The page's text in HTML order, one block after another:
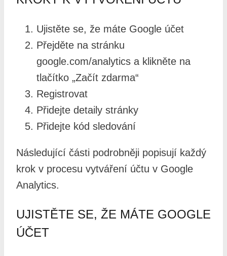
Ujistěte se, že máte Google účet
Přejděte na stránku
google.com/analytics a klikněte na
tlačítko „Začít zdarma“
Registrovat
Přidejte detaily stránky
Přidejte kód sledování
Následující části podrobněji popisují každý
krok v procesu vytváření účtu v Google
Analytics.
UJISTĚTE SE, ŽE MÁTE GOOGLE
ÚČET